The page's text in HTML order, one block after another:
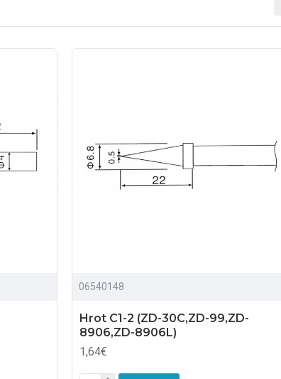
06540148
Hrot C1-2 (ZD-30C,ZD-99,ZD-
8906,ZD-8906L)
1,64€